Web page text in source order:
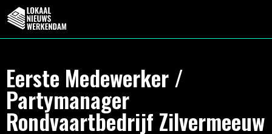
Eerste Medewerker /
Partymanager
Rondvaartbedrijf Zilvermeeuw